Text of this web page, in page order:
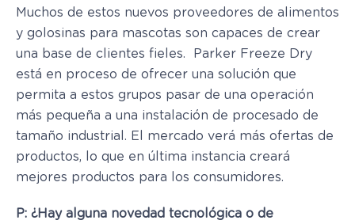
Muchos de estos nuevos proveedores de alimentos
y golosinas para mascotas son capaces de crear
una base de clientes fieles. Parker Freeze Dry
está en proceso de ofrecer una solución que
permita a estos grupos pasar de una operación
más pequeña a una instalación de procesado de
tamaño industrial. El mercado verá más ofertas de
productos, lo que en última instancia creará
mejores productos para los consumidores.
P: ¿Hay alguna novedad tecnológica o de